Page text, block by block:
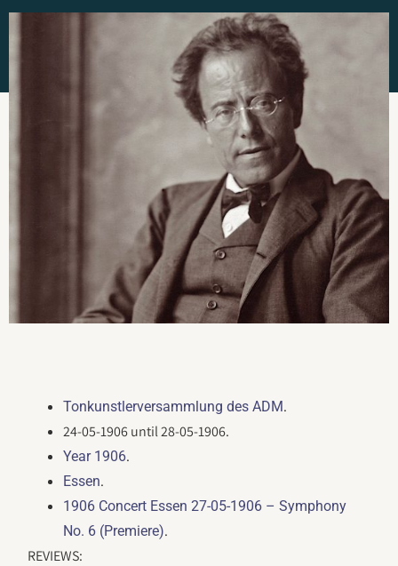
Tonkunstlerversammlung des ADM.
24-05-1906 until 28-05-1906.
Year 1906.
Essen.
1906 Concert Essen 27-05-1906 – Symphony
No. 6 (Premiere).
REVIEWS: